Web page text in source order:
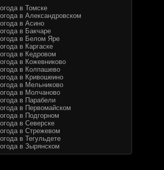
в Томске
в Александровском
в Асино
в Бакчаре
в Белом Яре
в Каргаске
в Кедровом
в Кожевниково
в Колпашево
в Кривошеино
в Мельниково
в Молчаново
в Парабели
в Первомайском
в Подгорном
в Северске
в Стрежевом
в Тегульдете
в Зырянском